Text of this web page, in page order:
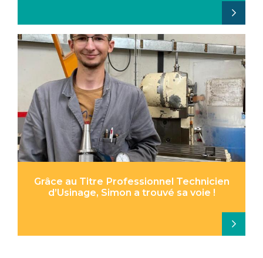
Grâce au Titre Professionnel Technicien
d’Usinage, Simon a trouvé sa voie !